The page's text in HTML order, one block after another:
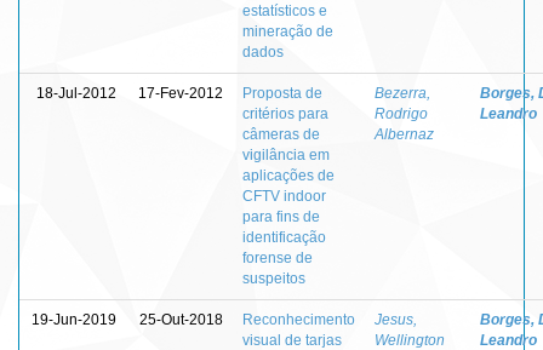
estatísticos e
mineração de
dados
18-Jul-2012 17-Fev-2012
Proposta de
critérios para
câmeras de
vigilância em
aplicações de
CFTV indoor
para fins de
identificação
forense de
suspeitos
Bezerra,
Rodrigo
Albernaz
Borges,
Leandro
19-Jun-2019 25-Out-2018
Reconhecimento
visual de tarjas
Jesus,
Wellington
Borges,
Leandro